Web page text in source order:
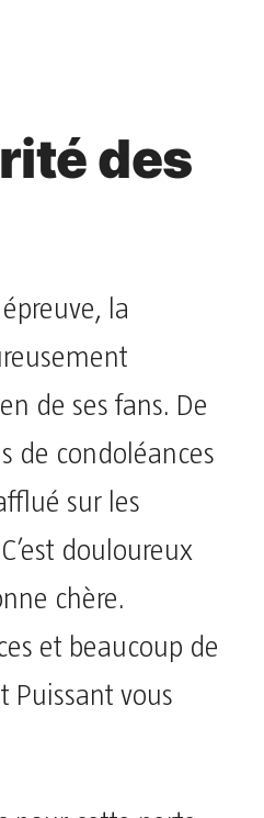
des
la
de ses fans. De
de condoléances
sur les
douloureux
chère.
et beaucoup de
Puissant vous